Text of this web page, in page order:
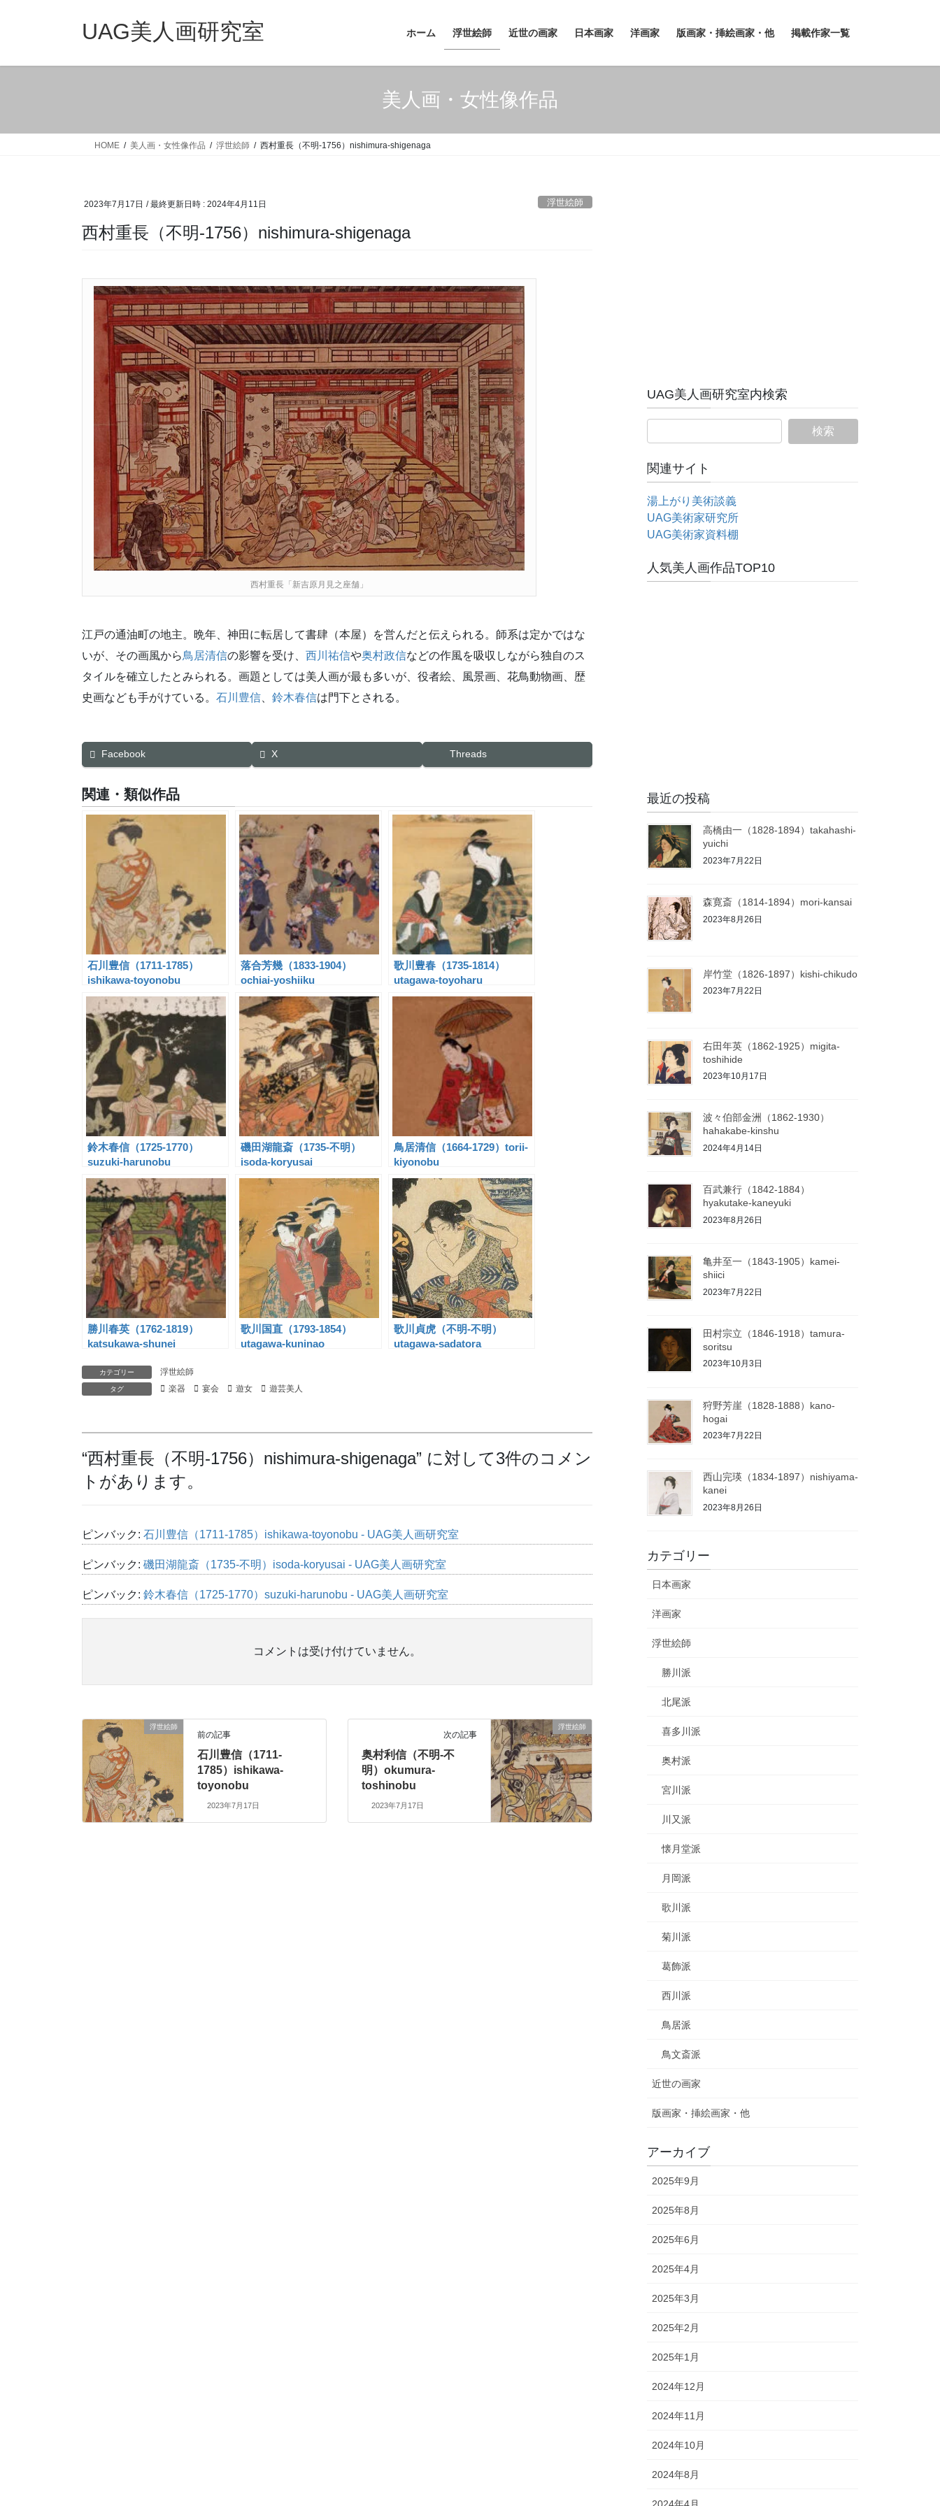
UAG美人画研究室 ホーム 浮世絵師 近世の画家 日本画家 洋画家 版画家・挿絵画家・他 掲載作家一覧
美人画・女性像作品
HOME 美人画・女性像作品 浮世絵師 西村重長（不明-1756）nishimura-shigenaga
2023年7月17日 / 最終更新日時 : 2024年4月11日 浮世絵師
西村重長（不明-1756）nishimura-shigenaga
西村重長「新吉原月見之座舗」
江戸の通油町の地主。晩年、神田に転居して書肆（本屋）を営んだと伝えられる。師系は定かではな
いが、その画風から鳥居清信の影響を受け、 西川祐信や奥村政信などの作風を吸収しながら独自のス
タイルを確立したとみられる。画題としては美人画が最も多いが、役者絵、風景画、花鳥動物画、歴
史画なども手がけている。 石川豊信 鈴木春信は門下とされる。
Facebook X Threads
関連・類似作品
石川豊信（1711-1785）
ishikawa-toyonobu
落合芳幾（1833-1904）
ochiai-yoshiiku
歌川豊春（1735-1814）
utagawa-toyoharu
鈴木春信（1725-1770）
suzuki-harunobu
磯田湖龍斎（1735-不明）
isoda-koryusai
鳥居清信（1664-1729）torii-
kiyonobu
勝川春英（1762-1819）
katsukawa-shunei
歌川国直（1793-1854）
utagawa-kuninao
歌川貞虎（不明-不明）
utagawa-sadatora
カテゴリー 浮世絵師
タグ 楽器 宴会 遊女 遊芸美人
“西村重長（不明-1756）nishimura-shigenaga” に対して3件のコメン
トがあります。
ピンバック: 石川豊信（1711-1785）ishikawa-toyonobu - UAG美人画研究室
ピンバック: 磯田湖龍斎（1735-不明）isoda-koryusai - UAG美人画研究室
ピンバック: 鈴木春信（1725-1770）suzuki-harunobu - UAG美人画研究室
コメントは受け付けていません。
浮世絵師
前の記事
石川豊信（1711-
1785）ishikawa-
toyonobu
2023年7月17日
浮世絵師
次の記事
奥村利信（不明-不
明）okumura-
toshinobu
2023年7月17日
UAG美人画研究室内検索
関連サイト
湯上がり美術談義
UAG美術家研究所
UAG美術家資料棚
人気美人画作品TOP10
最近の投稿
高橋由一（1828-1894）takahashi-
yuichi
2023年7月22日
森寛斎（1814-1894）mori-kansai
2023年8月26日
岸竹堂（1826-1897）kishi-chikudo
2023年7月22日
右田年英（1862-1925）migita-
toshihide
2023年10月17日
波々伯部金洲（1862-1930）
hahakabe-kinshu
2024年4月14日
百武兼行（1842-1884）
hyakutake-kaneyuki
2023年8月26日
亀井至一（1843-1905）kamei-
shiici
2023年7月22日
田村宗立（1846-1918）tamura-
soritsu
2023年10月3日
狩野芳崖（1828-1888）kano-
hogai
2023年7月22日
西山完瑛（1834-1897）nishiyama-
kanei
2023年8月26日
カテゴリー
日本画家
洋画家
浮世絵師
勝川派
北尾派
喜多川派
奥村派
宮川派
川又派
懐月堂派
月岡派
歌川派
菊川派
葛飾派
西川派
鳥居派
鳥文斎派
近世の画家
版画家・挿絵画家・他
アーカイブ
2025年9月
2025年8月
2025年6月
2025年4月
2025年3月
2025年2月
2025年1月
2024年12月
2024年11月
2024年10月
2024年8月